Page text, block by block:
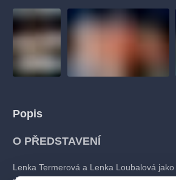
Popis
O PŘEDSTAVENÍ
Lenka Termerová a Lenka Loubalová